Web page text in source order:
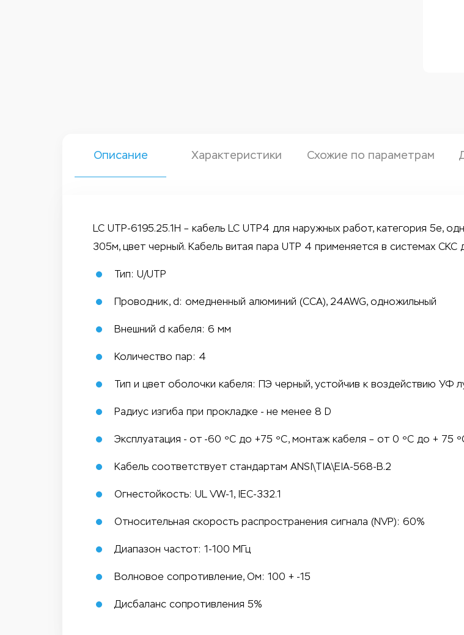
Описание Характеристики Схожие по параметрам
LC UTP-6195.25.1H – кабель LC UTP4 для наружных работ, категория 5e,
305м, цвет черный. Кабель витая пара UTP 4 применяется в системах СКС
Тип: U/UTP
Проводник, d: омедненный алюминий (CCA), 24AWG, одножильный
Внешний d кабеля: 6 мм
Количество пар: 4
Тип и цвет оболочки кабеля: ПЭ черный, устойчив к воздействию УФ
Радиус изгиба при прокладке - не менее 8 D
Эксплуатация - от -60 ºС до +75 ºС, монтаж кабеля – от 0 ºС до + 75
Кабель соответствует стандартам ANSI\TIA\EIA-568-B.2
Огнестойкость: UL VW-1, IEC-332.1
Относительная скорость распространения сигнала (NVP): 60%
Диапазон частот: 1-100 МГц
Волновое сопротивление, Ом: 100 + -15
Дисбаланс сопротивления 5%